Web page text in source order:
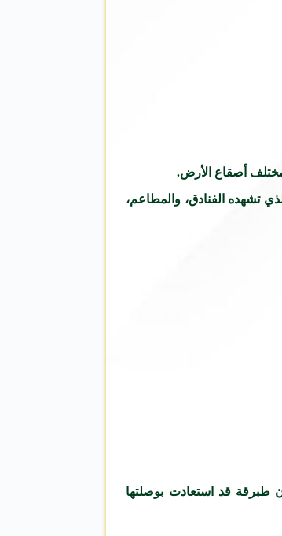
أصقاع الأرض.
تشهده الفنادق، والمطاعم،
طبرقة قد استعادت بوصلتها